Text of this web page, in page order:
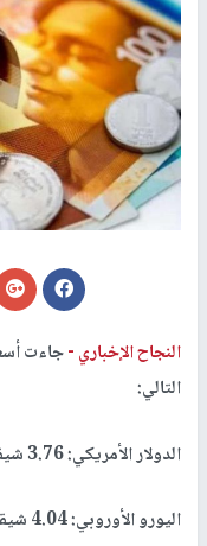
النجاح الإخباري -جاءت
التالي:
الدولار الأمريكي: 3.76 شيقل.
اليورو الأوروبي: 4.04 شيقل.